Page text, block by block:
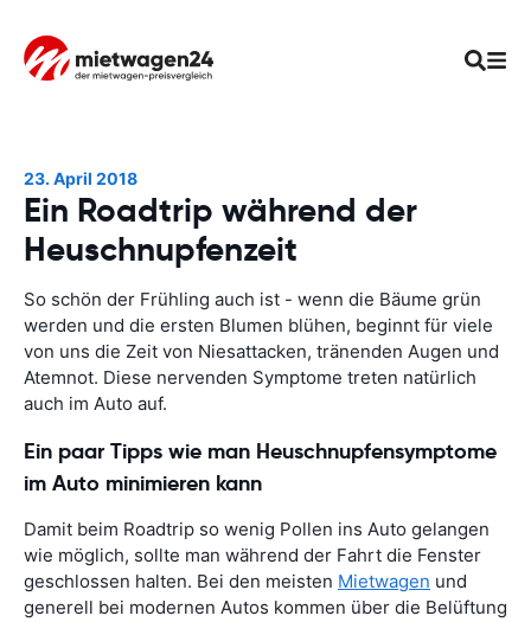
23. April 2018
Ein Roadtrip während der
Heuschnupfenzeit
So schön der Frühling auch ist - wenn die Bäume grün
werden und die ersten Blumen blühen, beginnt für viele
von uns die Zeit von Niesattacken, tränenden Augen und
Atemnot. Diese nervenden Symptome treten natürlich
auch im Auto auf.
Ein paar Tipps wie man Heuschnupfensymptome
im Auto minimieren kann
Damit beim Roadtrip so wenig Pollen ins Auto gelangen
wie möglich, sollte man während der Fahrt die Fenster
geschlossen halten. Bei den meisten Mietwagen und
generell bei modernen Autos kommen über die Belüftung